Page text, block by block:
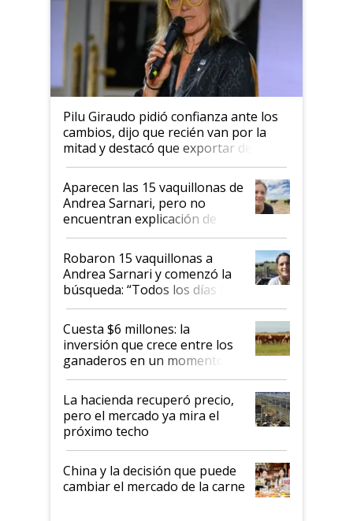
Pilu Giraudo pidió confianza ante los
cambios, dijo que recién van por la
mitad y destacó que exportar dejó de
ser "para unos pocos": "Tenemos un
mandato muy claro del gobierno
nacional"
Aparecen las 15 vaquillonas de
Andrea Sarnari, pero no
encuentran explicación de
cómo llegaron allí
Robaron 15 vaquillonas a
Andrea Sarnari y comenzó la
búsqueda: “Todos los días le
toca a algún productor”
Cuesta $6 millones: la
inversión que crece entre los
ganaderos en un momento
histórico para la actividad
La hacienda recuperó precio,
pero el mercado ya mira el
próximo techo
China y la decisión que puede
cambiar el mercado de la carne